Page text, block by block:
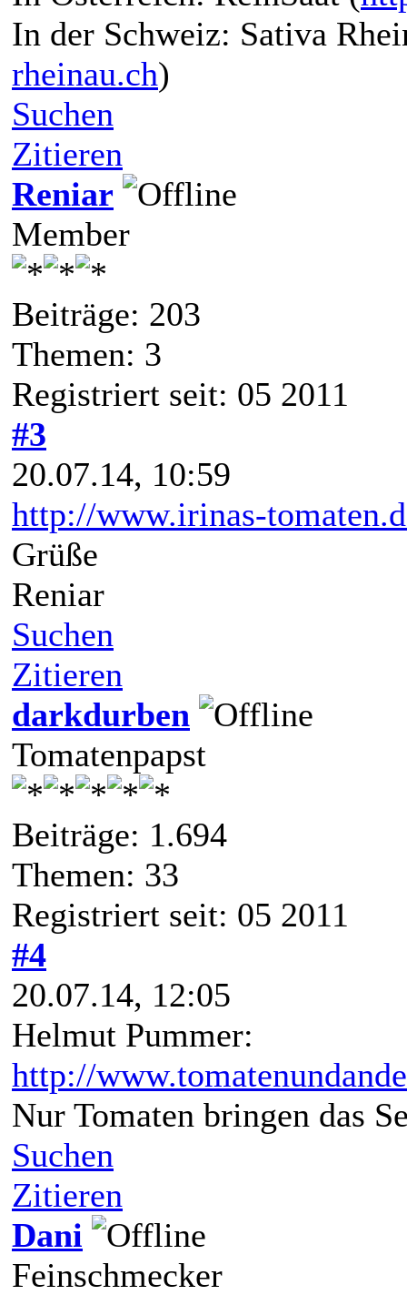
In der Schweiz: Sativa
rheinau.ch)
Suchen
Zitieren
Reniar
Member
Beiträge: 203
Themen: 3
Registriert seit: 05 2011
#3
20.07.14, 10:59
http://www.irinas-
Grüße
Reniar
Suchen
Zitieren
darkdurben
Tomatenpapst
Beiträge: 1.694
Themen: 33
Registriert seit: 05 2011
#4
20.07.14, 12:05
Helmut Pummer:
http://
Nur Tomaten bringen das
Suchen
Zitieren
Dani
Feinschmecker